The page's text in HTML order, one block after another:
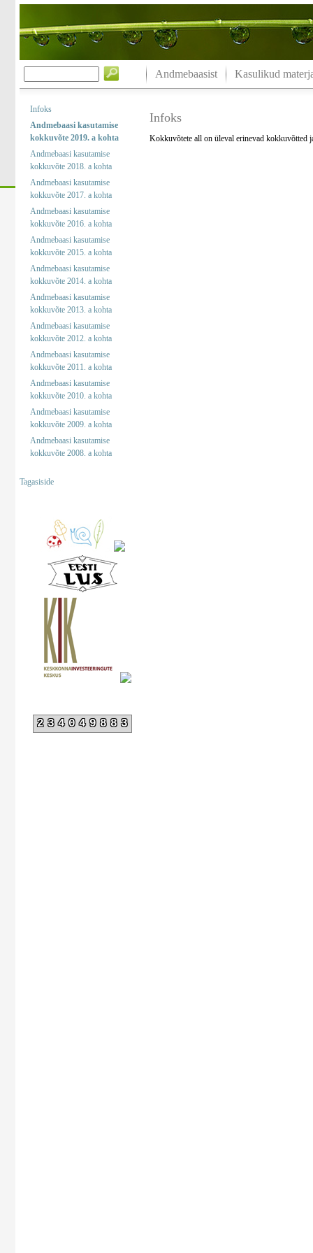
Andmebaasist Kasulikud
Infoks
Andmebaasi kasutamise
kokkuvõte 2019. a kohta
Andmebaasi kasutamise
kokkuvõte 2018. a kohta
Andmebaasi kasutamise
kokkuvõte 2017. a kohta
Andmebaasi kasutamise
kokkuvõte 2016. a kohta
Andmebaasi kasutamise
kokkuvõte 2015. a kohta
Andmebaasi kasutamise
kokkuvõte 2014. a kohta
Andmebaasi kasutamise
kokkuvõte 2013. a kohta
Andmebaasi kasutamise
kokkuvõte 2012. a kohta
Andmebaasi kasutamise
kokkuvõte 2011. a kohta
Andmebaasi kasutamise
kokkuvõte 2010. a kohta
Andmebaasi kasutamise
kokkuvõte 2009. a kohta
Andmebaasi kasutamise
kokkuvõte 2008. a kohta
Tagasiside
234049883
Infoks
Kokkuvõtete all on üleval erinevad kokkuvõtted